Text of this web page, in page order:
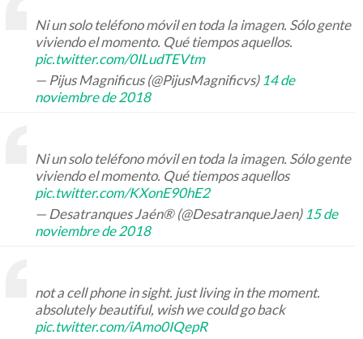
Ni un solo teléfono móvil en toda la imagen. Sólo gente
viviendo el momento. Qué tiempos aquellos.
pic.twitter.com/0ILudTEVtm
— Pijus Magnificus (@PijusMagnificvs) 14 de
noviembre de 2018
Ni un solo teléfono móvil en toda la imagen. Sólo gente
viviendo el momento. Qué tiempos aquellos
pic.twitter.com/KXonE90hE2
— Desatranques Jaén® (@DesatranqueJaen) 15 de
noviembre de 2018
not a cell phone in sight. just living in the moment.
absolutely beautiful, wish we could go back
pic.twitter.com/iAmo0IQepR